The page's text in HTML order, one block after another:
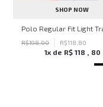
SHOP NOW
R$198,00 R$118 80
1x de R$ 118 80